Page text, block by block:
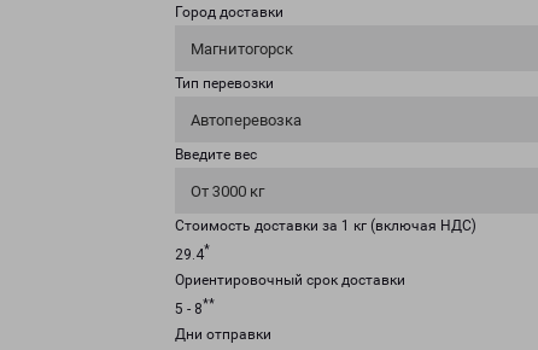
Город доставки
Магнитогорск
Тип перевозки
Автоперевозка
Введите вес
От 3000 кг
Стоимость доставки за 1 кг (включая НДС)
29.4*
Ориентировочный срок доставки
5 - 8**
Дни отправки